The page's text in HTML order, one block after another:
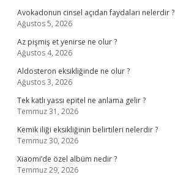
Avokadonun cinsel açıdan faydaları nelerdir ?
Ağustos 5, 2026
Az pişmiş et yenirse ne olur ?
Ağustos 4, 2026
Aldosteron eksikliğinde ne olur ?
Ağustos 3, 2026
Tek katlı yassı epitel ne anlama gelir ?
Temmuz 31, 2026
Kemik iliği eksikliğinin belirtileri nelerdir ?
Temmuz 30, 2026
Xiaomi’de özel albüm nedir ?
Temmuz 29, 2026